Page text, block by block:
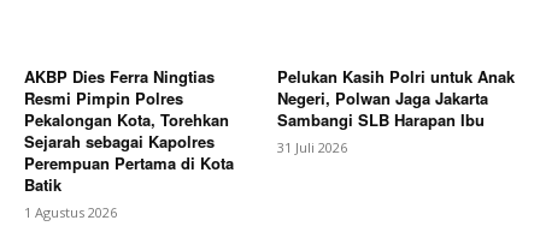
AKBP Dies Ferra Ningtias
Resmi Pimpin Polres
Pekalongan Kota, Torehkan
Sejarah sebagai Kapolres
Perempuan Pertama di Kota
Batik
1 Agustus 2026
Pelukan Kasih Polri untuk Anak
Negeri, Polwan Jaga Jakarta
Sambangi SLB Harapan Ibu
31 Juli 2026